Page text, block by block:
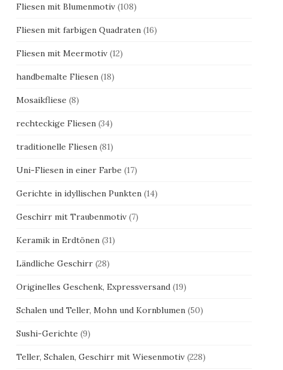
Fliesen mit Blumenmotiv (108)
Fliesen mit farbigen Quadraten (16)
Fliesen mit Meermotiv (12)
handbemalte Fliesen (18)
Mosaikfliese (8)
rechteckige Fliesen (34)
traditionelle Fliesen (81)
Uni-Fliesen in einer Farbe (17)
Gerichte in idyllischen Punkten (14)
Geschirr mit Traubenmotiv (7)
Keramik in Erdtönen (31)
Ländliche Geschirr (28)
Originelles Geschenk, Expressversand (19)
Schalen und Teller, Mohn und Kornblumen (50)
Sushi-Gerichte (9)
Teller, Schalen, Geschirr mit Wiesenmotiv (228)